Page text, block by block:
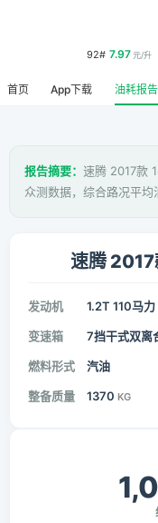
92# 7.97元/升
首页 App下载 油耗报告
报告摘要： 速腾 2017款
众测数据，综合路况平均
速腾
发动机 1.2T 110马力
变速箱 7挡干式双离
燃料形式 汽油
整备质量 1370 KG